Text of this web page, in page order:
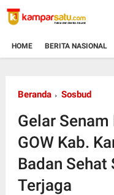
HOME BERITA NASIONAL
Beranda Sosbud
Gelar
GOW Kab.
Badan
Terjaga